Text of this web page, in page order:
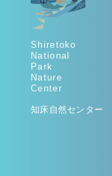
Shiretoko
National
Park
Nature
Center
知床自然センター